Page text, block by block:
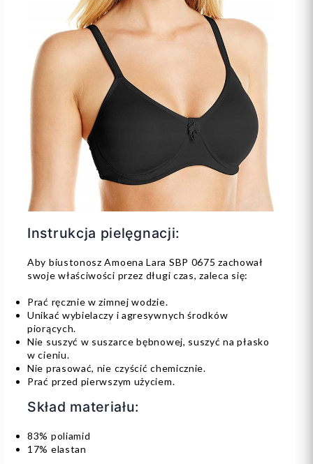
Instrukcja pielęgnacji:
Aby biustonosz Amoena Lara SBP 0675 zachował
swoje właściwości przez długi czas, zaleca się:
Prać ręcznie w zimnej wodzie.
Unikać wybielaczy i agresywnych środków
piorących.
Nie suszyć w suszarce bębnowej, suszyć na płasko
w cieniu.
Nie prasować, nie czyścić chemicznie.
Prać przed pierwszym użyciem.
Skład materiału:
83% poliamid
17% elastan